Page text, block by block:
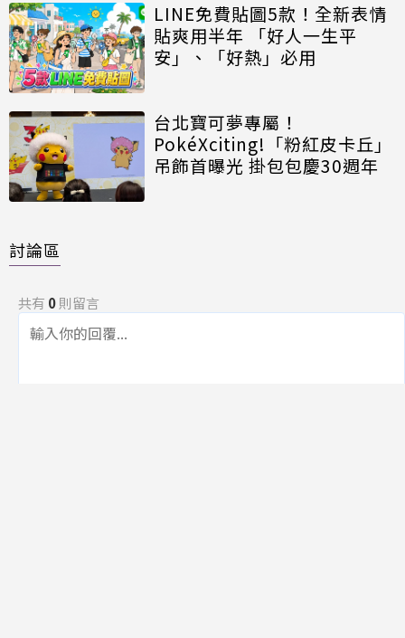
LINE免費貼圖5款！全新表情
貼爽用半年 「好人一生平
安」、「好熱」必用
台北寶可夢專屬！
PokéXciting!「粉紅皮卡丘」
吊飾首曝光 掛包包慶30週年
討論區
共有 0則留言